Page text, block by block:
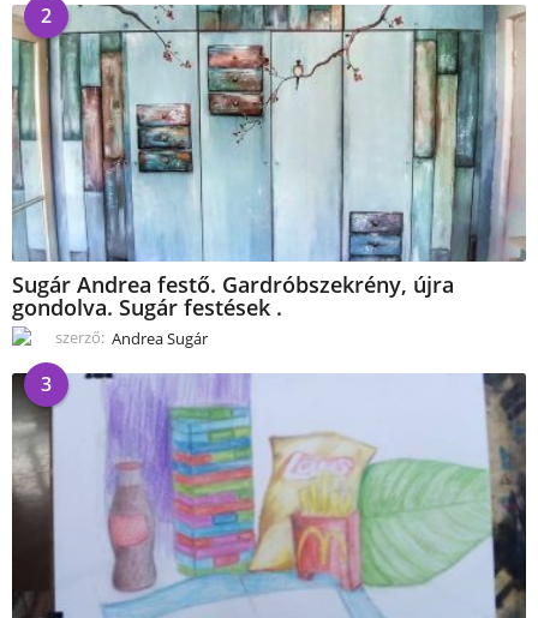
2
Sugár Andrea festő. Gardróbszekrény, újra
gondolva. Sugár festések .
szerző: Andrea Sugár
3